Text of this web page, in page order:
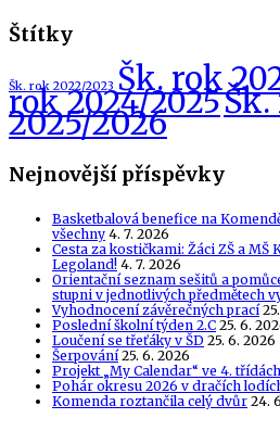
Štítky
Šk. rok 2022/2023 Šk. rok
rok 2024/2025
2025/2026
Nejnovější příspěvky
Basketbalová benefice na
všechny 4. 7. 2026
Cesta za kostičkami: Žáci ZŠ a
Legoland! 4. 7. 2026
Orientační seznam sešitů a
stupni v jednotlivých předmětech
Vyhodnocení závěrečných prací
Poslední školní týden 2.C 25. 6.
Loučení se třeťáky v ŠD 25. 6. 2026
Šerpování 25. 6. 2026
Projekt „My Calendar“ ve 4. třídách
Pohár okresu 2026 v dračích
Komenda roztančila celý dvůr 24.